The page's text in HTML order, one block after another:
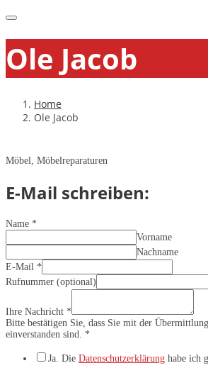
Ole Jacob
Home
Ole Jacob
Möbel, Möbelreparaturen
E-Mail schreiben:
Name *
Vorname
Nachname
E-Mail *
Rufnummer (optional)
Ihre Nachricht *
Bitte bestätigen Sie, dass Sie mit der
einverstanden sind. *
Ja. Die Datenschutzerklärung habe ich